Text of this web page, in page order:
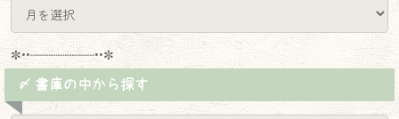
✼••┈┈┈┈┈┈┈┈┈••✼
〆 書庫の中から探す